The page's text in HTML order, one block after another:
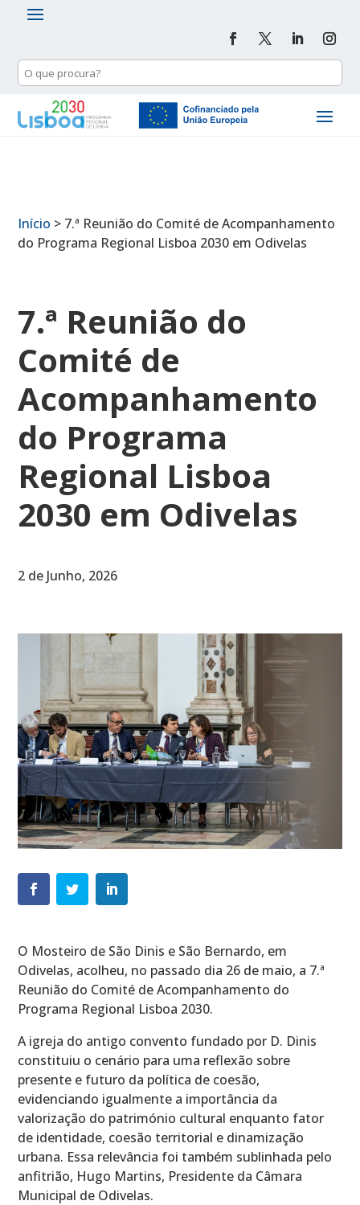
Início > 7.ª Reunião do Comité de Acompanhamento
do Programa Regional Lisboa 2030 em Odivelas
7.ª Reunião do
Comité de
Acompanhamento
do Programa
Regional Lisboa
2030 em Odivelas
2 de Junho, 2026
O Mosteiro de São Dinis e São Bernardo, em
Odivelas, acolheu, no passado dia 26 de maio, a 7.ª
Reunião do Comité de Acompanhamento do
Programa Regional Lisboa 2030.
A igreja do antigo convento fundado por D. Dinis
constituiu o cenário para uma reflexão sobre
presente e futuro da política de coesão,
evidenciando igualmente a importância da
valorização do património cultural enquanto fator
de identidade, coesão territorial e dinamização
urbana. Essa relevância foi também sublinhada pelo
anfitrião, Hugo Martins, Presidente da Câmara
Municipal de Odivelas.